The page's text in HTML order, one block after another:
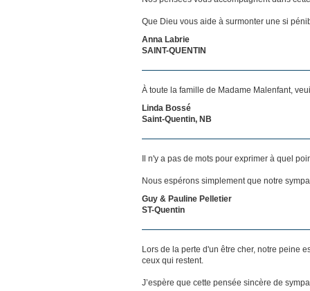
Que Dieu vous aide à surmonter une si
Anna Labrie
SAINT-QUENTIN
À toute la famille de Madame Malenfant,
Linda Bossé
Saint-Quentin, NB
Il n'y a pas de mots pour exprimer à quel
Nous espérons simplement que notre
Guy & Pauline Pelletier
ST-Quentin
Lors de la perte d'un être cher, notre peine
ceux qui restent.
J’espère que cette pensée sincère de